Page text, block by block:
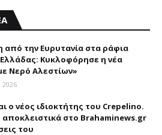
από την Eυρυτανία στα ράφια
Κυκλοφόρησε η νέα
Nερό Aλεστίων»
2026
ο νέος ιδιοκτήτης του Crepelino.
αποκλειστικά στο Brahaminews.gr
του